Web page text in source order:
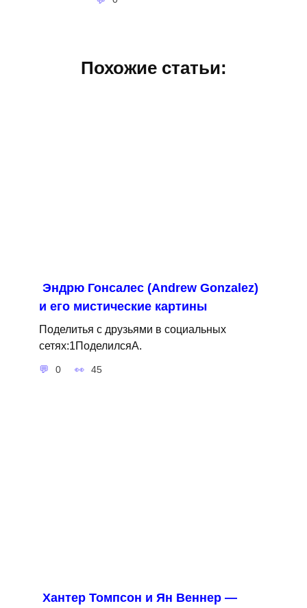
Похожие статьи:
Эндрю Гонсалес (Andrew Gonzalez)
и его мистические картины
Поделитья с друзьями в социальных
сетях:1ПоделилсяA.
0 45
Хантер Томпсон и Ян Веннер —